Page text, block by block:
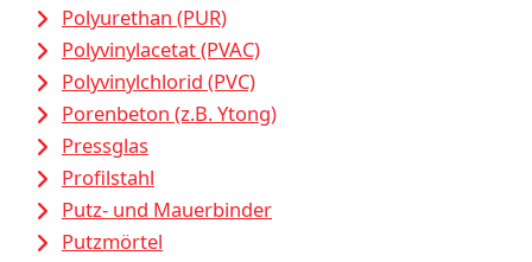
Polyurethan (PUR)
Polyvinylacetat (PVAC)
Polyvinylchlorid (PVC)
Porenbeton (z.B. Ytong)
Pressglas
Profilstahl
Putz- und Mauerbinder
Putzmörtel